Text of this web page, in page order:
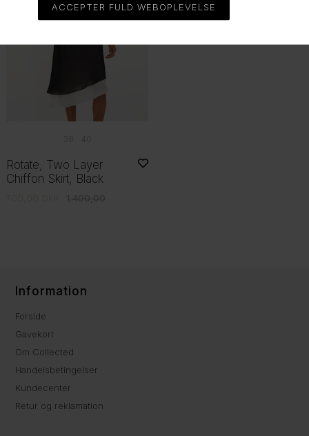
40
Rotate, Two Layer
Chiffon Skirt, Black
Information
Forside
Gavekort
Om Collected
Handelsbetingelser
Kundecenter
Retur og reklamation